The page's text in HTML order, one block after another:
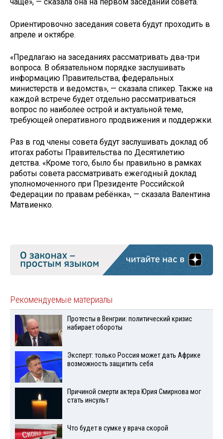
Ориентировочно заседания совета будут проходить в
апреле и октябре.
«Предлагаю на заседаниях рассматривать два-три
вопроса. В обязательном порядке заслушивать
информацию Правительства, федеральных
министерств и ведомств», — сказала спикер. Также на
каждой встрече будет отдельно рассматриваться
вопрос по наиболее острой и актуальной теме,
требующей оперативного продвижения и поддержки.
Раз в год члены совета будут заслушивать доклад об
итогах работы Правительства по Десятилетию
детства. «Кроме того, было бы правильно в рамках
работы совета рассматривать ежегодный доклад
уполномоченного при Президенте Российской
Федерации по правам ребёнка», — сказала Валентина
Матвиенко.
Рекомендуемые материалы
Протесты в Венгрии: политический кризис
набирает обороты
Эксперт: только Россия может дать Африке
возможность защитить себя
Причиной смерти актера Юрия Смирнова мог
стать инсульт
Что будет в сумке у врача скорой